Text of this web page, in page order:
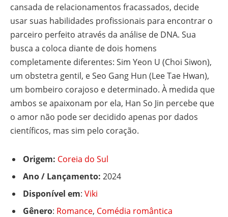
cansada de relacionamentos fracassados, decide
usar suas habilidades profissionais para encontrar o
parceiro perfeito através da análise de DNA. Sua
busca a coloca diante de dois homens
completamente diferentes: Sim Yeon U (Choi Siwon),
um obstetra gentil, e Seo Gang Hun (Lee Tae Hwan),
um bombeiro corajoso e determinado. À medida que
ambos se apaixonam por ela, Han So Jin percebe que
o amor não pode ser decidido apenas por dados
científicos, mas sim pelo coração.
Origem: Coreia do Sul
Ano / Lançamento: 2024
Disponível em: Viki
Gênero: Romance, Comédia romântica